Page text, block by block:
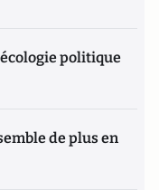
politique
de plus en